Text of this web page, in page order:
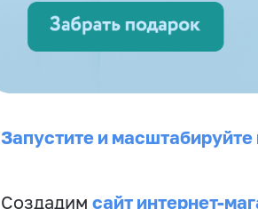
Запустите и
Создадим сайт интернет-